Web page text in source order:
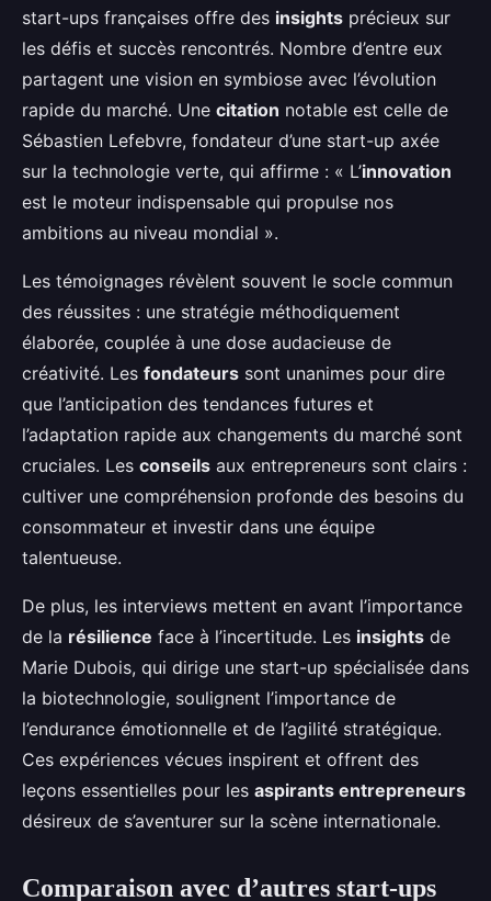
start-ups françaises offre des insights précieux sur
les défis et succès rencontrés. Nombre d’entre eux
partagent une vision en symbiose avec l’évolution
rapide du marché. Une citation notable est celle de
Sébastien Lefebvre, fondateur d’une start-up axée
sur la technologie verte, qui affirme : « L’innovation
est le moteur indispensable qui propulse nos
ambitions au niveau mondial ».
Les témoignages révèlent souvent le socle commun
des réussites : une stratégie méthodiquement
élaborée, couplée à une dose audacieuse de
créativité. Les fondateurs sont unanimes pour dire
que l’anticipation des tendances futures et
l’adaptation rapide aux changements du marché sont
cruciales. Les conseils aux entrepreneurs sont clairs :
cultiver une compréhension profonde des besoins du
consommateur et investir dans une équipe
talentueuse.
De plus, les interviews mettent en avant l’importance
de la résilience face à l’incertitude. Les insights de
Marie Dubois, qui dirige une start-up spécialisée dans
la biotechnologie, soulignent l’importance de
l’endurance émotionnelle et de l’agilité stratégique.
Ces expériences vécues inspirent et offrent des
leçons essentielles pour les aspirants entrepreneurs
désireux de s’aventurer sur la scène internationale.
Comparaison avec d’autres start-ups